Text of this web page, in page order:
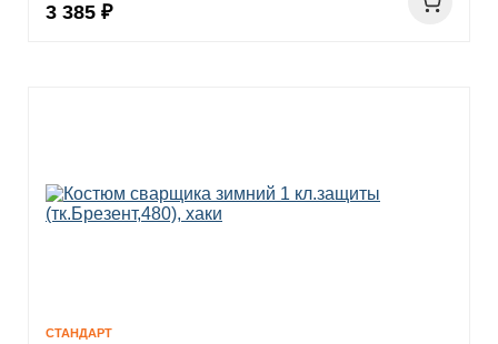
3 385 ₽
СТАНДАРТ